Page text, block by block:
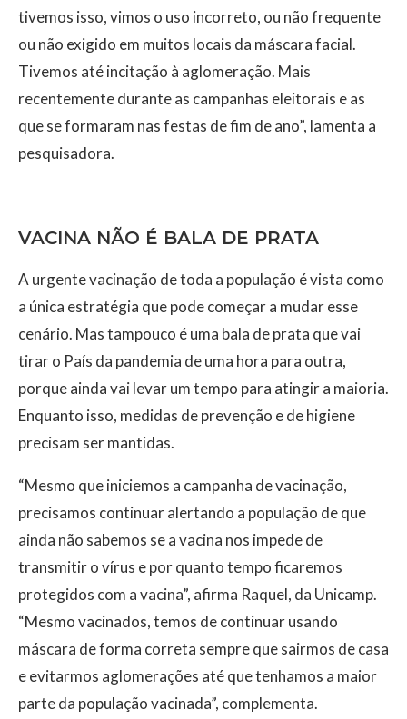
tivemos isso, vimos o uso incorreto, ou não frequente
ou não exigido em muitos locais da máscara facial.
Tivemos até incitação à aglomeração. Mais
recentemente durante as campanhas eleitorais e as
que se formaram nas festas de fim de ano”, lamenta a
pesquisadora.
VACINA NÃO É BALA DE PRATA
A urgente vacinação de toda a população é vista como
a única estratégia que pode começar a mudar esse
cenário. Mas tampouco é uma bala de prata que vai
tirar o País da pandemia de uma hora para outra,
porque ainda vai levar um tempo para atingir a maioria.
Enquanto isso, medidas de prevenção e de higiene
precisam ser mantidas.
“Mesmo que iniciemos a campanha de vacinação,
precisamos continuar alertando a população de que
ainda não sabemos se a vacina nos impede de
transmitir o vírus e por quanto tempo ficaremos
protegidos com a vacina”, afirma Raquel, da Unicamp.
“Mesmo vacinados, temos de continuar usando
máscara de forma correta sempre que sairmos de casa
e evitarmos aglomerações até que tenhamos a maior
parte da população vacinada”, complementa.